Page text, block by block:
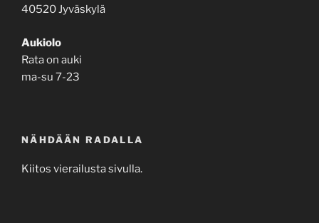
40520 Jyväskylä
Aukiolo
Rata on auki
ma-su 7-23
NÄHDÄÄN RADALLA
Kiitos vierailusta sivulla.